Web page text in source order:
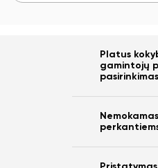
Platus
gamintojų
pasirinkimas